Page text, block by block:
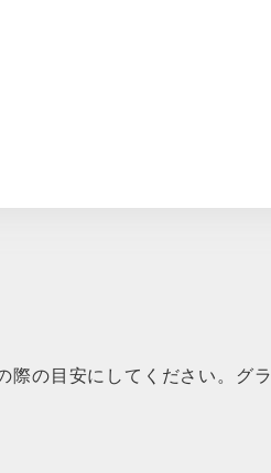
際の目安にしてください。グラ